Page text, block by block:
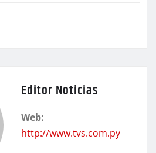
Editor Noticias
Web:
http://www.tvs.com.py